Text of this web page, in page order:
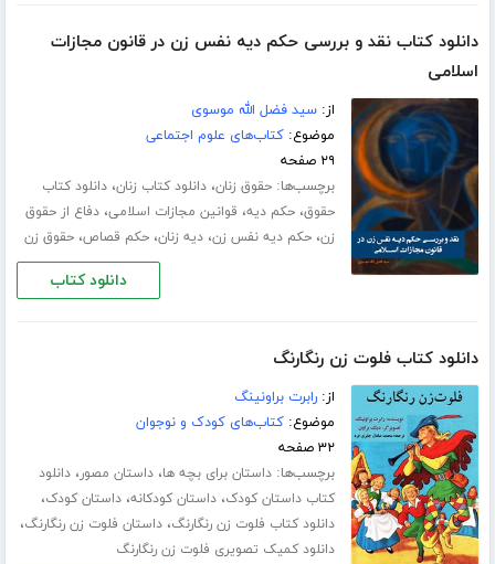
دانلود کتاب نقد و بررسی حکم دیه نفس زن در قانون مجازات
اسلامی
از:سید فضل الله موسوی
موضوع:کتاب‌های علوم اجتماعی
۲۹ صفحه
برچسب‌ها:حقوق زنان،دانلود کتاب زنان،دانلود کتاب
حقوق،حکم دیه، قوانین مجازات اسلامی،دفاع از حقوق
زن،حکم دیه نفس زن،دیه زنان،حکم قصاص،حقوق زن
دانلود کتاب
دانلود کتاب فلوت زن رنگارنگ
از:رابرت براونینگ
موضوع:کتاب‌های کودک و نوجوان
۳۲ صفحه
برچسب‌ها:داستان برای بچه ها،داستان مصور،دانلود
کتاب داستان کودک،داستان کودکانه،داستان کودک،
دانلود کتاب فلوت زن رنگارنگ،داستان فلوت زن رنگارنگ،
دانلود کمیک تصویری فلوت زن رنگارنگ